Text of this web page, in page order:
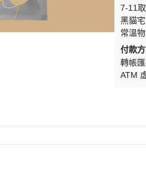
7-11
黑貓宅
常溫
付款
轉帳
ATM